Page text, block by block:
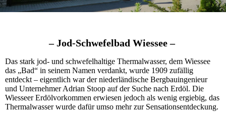
– Jod-Schwefelbad Wiessee –
Das stark jod- und schwefelhaltige Thermalwasser, dem Wiessee
das „Bad“ in seinem Namen verdankt, wurde 1909 zufällig
entdeckt – eigentlich war der niederländische Bergbauingenieur
und Unternehmer Adrian Stoop auf der Suche nach Erdöl. Die
Wiesseer Erdölvorkommen erwiesen jedoch als wenig ergiebig, das
Thermalwasser wurde dafür umso mehr zur Sensationsentdeckung.